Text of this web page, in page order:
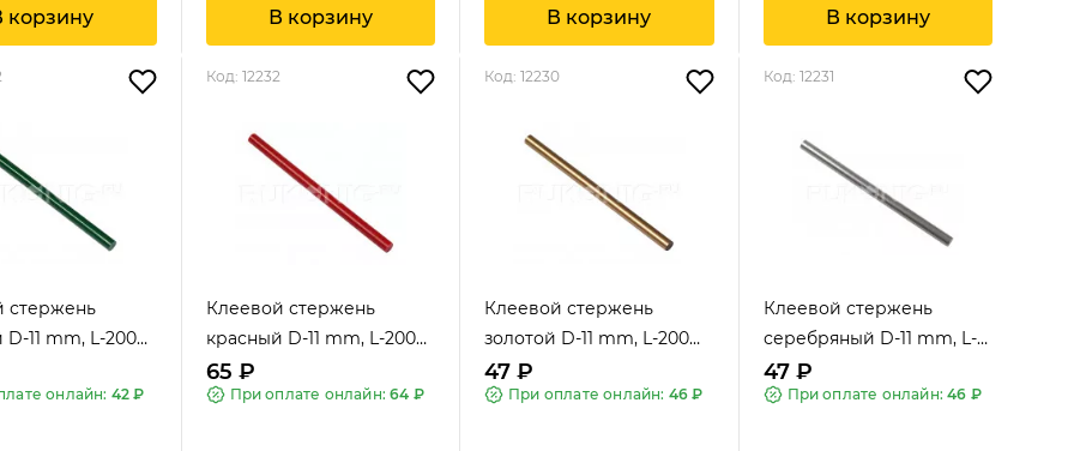
корзину
A.S.Exclusiv
В корзину
A.S.Exclusiv
В корзину
A.S.Exclusiv
В корзину
A.S.Exclusiv
стержень
11 mm, L-200
онлайн: 42 ₽
Код: 12232
Клеевой стержень
красный D-11 mm, L-200
mm
65 ₽
При оплате онлайн:64 ₽
Код: 12230
Клеевой стержень
золотой D-11 mm, L-200
mm
47 ₽
При оплате онлайн: 46 ₽
Код: 12231
Клеевой стержень
серебряный D-11 mm, L-
200 mm
47 ₽
При оплате онлайн:46 ₽